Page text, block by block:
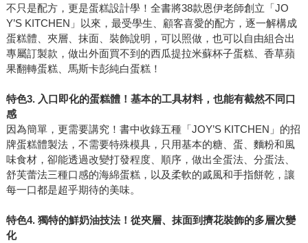
不只是配方，更是蛋糕設計學！全書將38款恩伊老師創立「JO
Y’S KITCHEN」以來，最受學生、顧客喜愛的配方，逐一解構成
蛋糕體、夾層、抹面、裝飾說明，可以照做，也可以自由組合出
專屬訂製款，做出外面買不到的西瓜提拉米蘇杯子蛋糕、香草蘋
果翻轉蛋糕、馬斯卡彭純白蛋糕！
特色3. 入口即化的蛋糕體！基本的工具材料，也能有截然不同口
感
因為簡單，更需要講究！書中收錄五種「JOY’S KITCHEN」的招
牌蛋糕體製法，不需要特殊模具，只用基本的糖、蛋、麵粉和風
味食材，卻能透過改變打發程度、順序，做出全蛋法、分蛋法、
舒芙蕾法三種口感的海綿蛋糕，以及柔軟的戚風和手指餅乾，讓
每一口都是超乎期待的美味。
特色4. 獨特的鮮奶油技法！從夾層、抹面到擠花裝飾的多層次變
化